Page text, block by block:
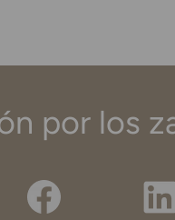
por los